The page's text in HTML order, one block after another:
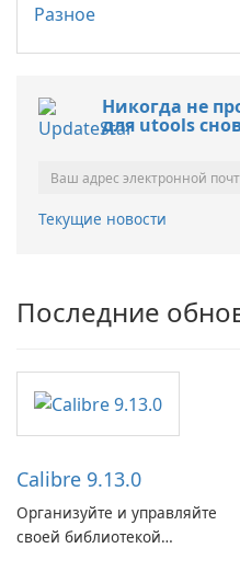
Разное
Никогда не
для utools
Текущие новости
Последние
Calibre 9.13.0
Организуйте и управляйте
своей библиотекой